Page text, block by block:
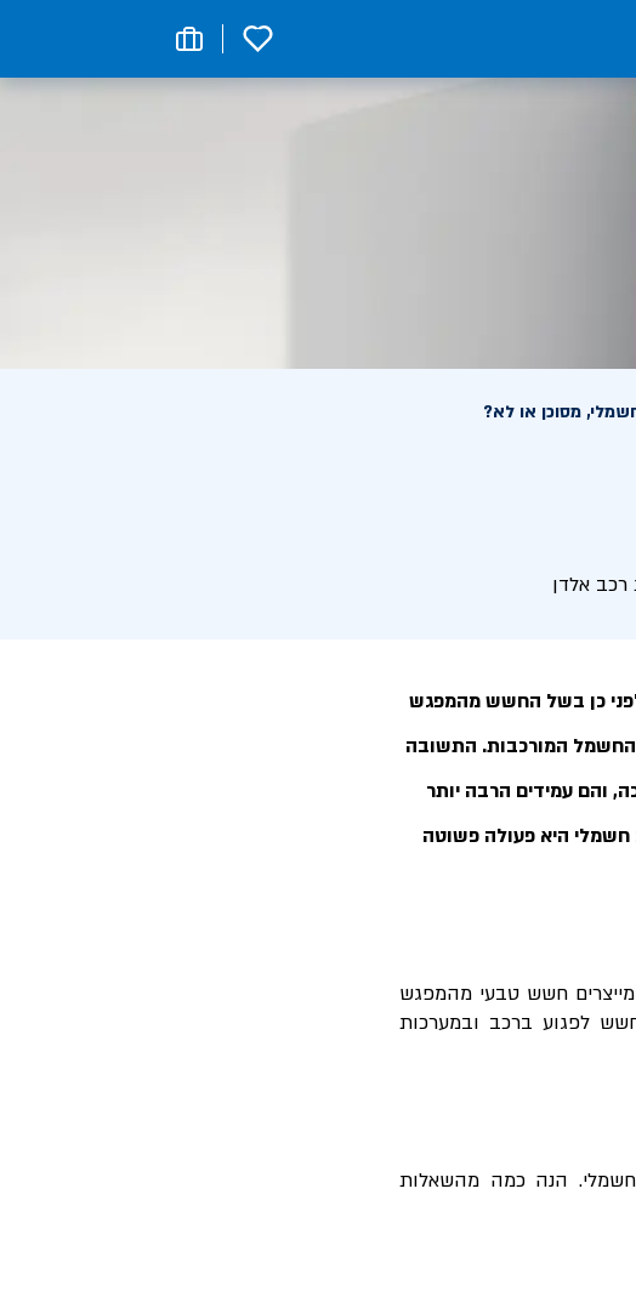
0
מסוכן או לא?
אלדן
כן בשל החשש מהמפגש
החשמל המורכבות. התשובה
והם עמידים הרבה יותר
חשמלי היא פעולה פשוטה
חשש טבעי מהמפגש
לפגוע ברכב ובמערכות
הנה כמה מהשאלות